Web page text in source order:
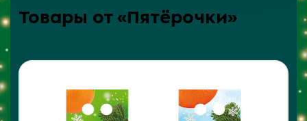
Товары от «Пятёрочки»